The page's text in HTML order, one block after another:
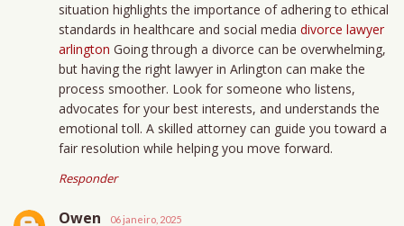
situation highlights the importance of adhering to ethical
standards in healthcare and social media divorce lawyer
arlington Going through a divorce can be overwhelming,
but having the right lawyer in Arlington can make the
process smoother. Look for someone who listens,
advocates for your best interests, and understands the
emotional toll. A skilled attorney can guide you toward a
fair resolution while helping you move forward.
Responder
Owen 06 janeiro, 2025